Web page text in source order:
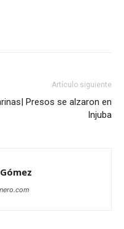
Artículo siguiente
Presos se alzaron en
Injuba